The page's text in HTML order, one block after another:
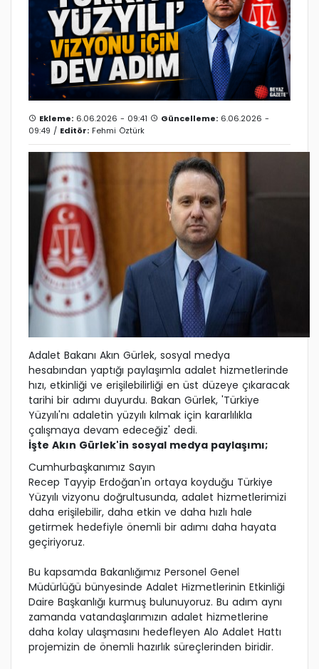
Ekleme: 6.06.2026 - 09:41 Güncelleme: 6.06.2026 -
09:49 / Editör: Fehmi Öztürk
Adalet Bakanı Akın Gürlek, sosyal medya
hesabından yaptığı paylaşımla adalet hizmetlerinde
hızı, etkinliği ve erişilebilirliği en üst düzeye çıkaracak
tarihi bir adımı duyurdu. Bakan Gürlek, 'Türkiye
Yüzyılı'nı adaletin yüzyılı kılmak için kararlılıkla
çalışmaya devam edeceğiz' dedi.
İşte Akın Gürlek'in sosyal medya paylaşımı;
Cumhurbaşkanımız Sayın
Recep Tayyip Erdoğan'ın ortaya koyduğu Türkiye
Yüzyılı vizyonu doğrultusunda, adalet hizmetlerimizi
daha erişilebilir, daha etkin ve daha hızlı hale
getirmek hedefiyle önemli bir adımı daha hayata
geçiriyoruz.
Bu kapsamda Bakanlığımız Personel Genel
Müdürlüğü bünyesinde Adalet Hizmetlerinin Etkinliği
Daire Başkanlığı kurmuş bulunuyoruz. Bu adım aynı
zamanda vatandaşlarımızın adalet hizmetlerine
daha kolay ulaşmasını hedefleyen Alo Adalet Hattı
projemizin de önemli hazırlık süreçlerinden biridir.